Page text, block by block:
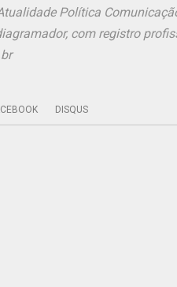
Política
com registro
DISQUS